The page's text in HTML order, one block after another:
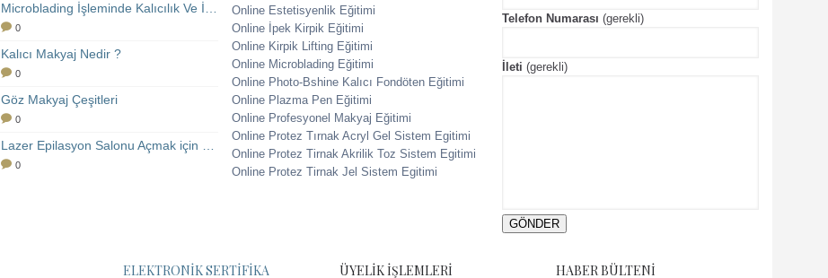
0
Kalıcı Makyaj Nedir ?
0
Göz Makyaj Çeşitleri
0
0
Online Estetisyenlik Eğitimi
Online İpek Kirpik Eğitimi
Online Kirpik Lifting Eğitimi
Online Microblading Eğitimi
Online Photo-Bshine Kalıcı Fondöten Eğitimi
Online Plazma Pen Eğitimi
Online Profesyonel Makyaj Eğitimi
Online Protez Tırnak Acryl Gel Sistem Egitimi
Online Protez Tirnak Akrilik Toz Sistem Egitimi
Online Protez Tirnak Jel Sistem Egitimi
Telefon Numarası (gerekli)
İleti (gerekli)
ELEKTRONIK SERTIFIKA ÜYELIK İŞLEMLERI HABER BÜLTENI